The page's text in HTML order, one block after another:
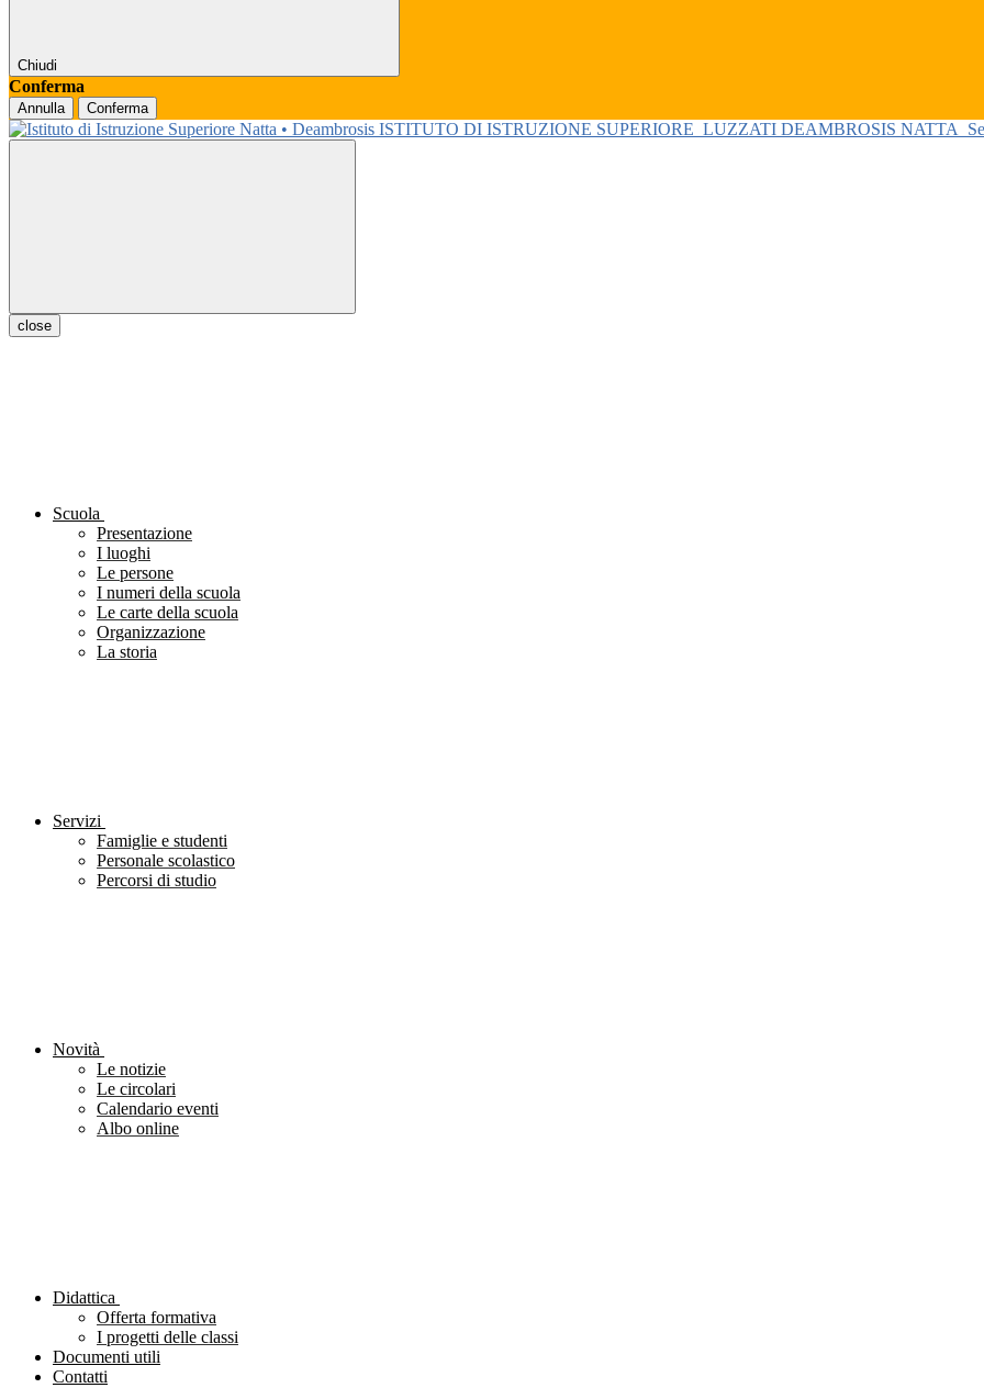
Chiudi
Conferma
Annulla Conferma
ISTITUTO DI ISTRUZIONE SUPERIORE LUZZATI DEAMBROSIS NATTA
close
Scuola
Presentazione
I luoghi
Le persone
I numeri della scuola
Le carte della scuola
Organizzazione
La storia
Servizi
Famiglie e studenti
Personale scolastico
Percorsi di studio
Novità
Le notizie
Le circolari
Calendario eventi
Albo online
Didattica
Offerta formativa
I progetti delle classi
Documenti utili
Contatti